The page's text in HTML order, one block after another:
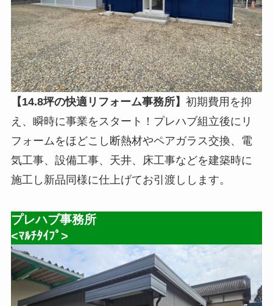
【14.8坪の快適リフォーム事務所】 初期費用を抑
え、瞬時に事業をスタート！プレハブ組立後にリ
フォームをほどこし断熱材やペアガラス交換、電
気工事、設備工事、天井、床工事などを建築時に
施工し新品同様に仕上げてお引渡しします。
プレハブ事務所
<ﾏﾙﾁﾀｲﾌﾟ>